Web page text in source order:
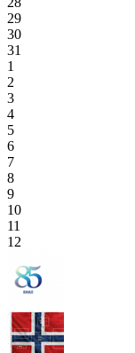
29
30
31
1
2
3
4
5
6
7
8
9
10
11
12